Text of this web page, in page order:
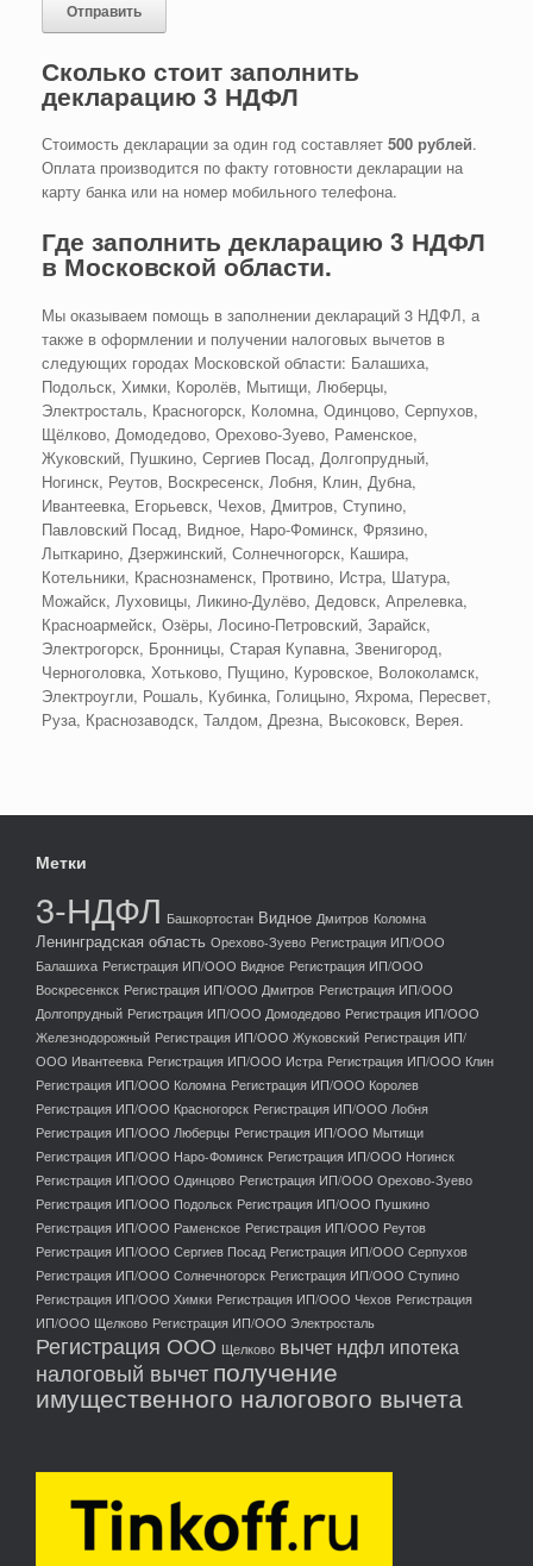
Сколько стоит заполнить
декларацию 3 НДФЛ
Стоимость декларации за один год составляет 500 рублей.
Оплата производится по факту готовности декларации на
карту банка или на номер мобильного телефона.
Где заполнить декларацию 3 НДФЛ
в Московской области.
Мы оказываем помощь в заполнении деклараций 3 НДФЛ, а
также в оформлении и получении налоговых вычетов в
следующих городах Московской области: Балашиха,
Подольск, Химки, Королёв, Мытищи, Люберцы,
Электросталь, Красногорск, Коломна, Одинцово, Серпухов,
Щёлково, Домодедово, Орехово-Зуево, Раменское,
Жуковский, Пушкино, Сергиев Посад, Долгопрудный,
Ногинск, Реутов, Воскресенск, Лобня, Клин, Дубна,
Ивантеевка, Егорьевск, Чехов, Дмитров, Ступино,
Павловский Посад, Видное, Наро-Фоминск, Фрязино,
Лыткарино, Дзержинский, Солнечногорск, Кашира,
Котельники, Краснознаменск, Протвино, Истра, Шатура,
Можайск, Луховицы, Ликино-Дулёво, Дедовск, Апрелевка,
Красноармейск, Озёры, Лосино-Петровский, Зарайск,
Электрогорск, Бронницы, Старая Купавна, Звенигород,
Черноголовка, Хотьково, Пущино, Куровское, Волоколамск,
Электроугли, Рошаль, Кубинка, Голицыно, Яхрома, Пересвет,
Руза, Краснозаводск, Талдом, Дрезна, Высоковск, Верея.
Метки
3-НДФЛ Башкортостан Видное Дмитров Коломна
Ленинградская область Орехово-Зуево Регистрация ИП/ООО
Балашиха Регистрация ИП/ООО Видное Регистрация ИП/ООО
Воскресенкск Регистрация ИП/ООО Дмитров Регистрация ИП/ООО
Долгопрудный Регистрация ИП/ООО Домодедово Регистрация ИП/ООО
Железнодорожный Регистрация ИП/ООО Жуковский Регистрация ИП/
ООО Ивантеевка Регистрация ИП/ООО Истра Регистрация ИП/ООО Клин
Регистрация ИП/ООО Коломна Регистрация ИП/ООО Королев
Регистрация ИП/ООО Красногорск Регистрация ИП/ООО Лобня
Регистрация ИП/ООО Люберцы Регистрация ИП/ООО Мытищи
Регистрация ИП/ООО Наро-Фоминск Регистрация ИП/ООО Ногинск
Регистрация ИП/ООО Одинцово Регистрация ИП/ООО Орехово-Зуево
Регистрация ИП/ООО Подольск Регистрация ИП/ООО Пушкино
Регистрация ИП/ООО Раменское Регистрация ИП/ООО Реутов
Регистрация ИП/ООО Сергиев Посад Регистрация ИП/ООО Серпухов
Регистрация ИП/ООО Солнечногорск Регистрация ИП/ООО Ступино
Регистрация ИП/ООО Химки Регистрация ИП/ООО Чехов Регистрация
ИП/ООО Щелково Регистрация ИП/ООО Электросталь
Регистрация ООО Щелково вычет ндфл ипотека
налоговый вычетполучение
имущественного налогового вычета